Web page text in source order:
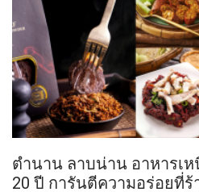
ตำนาน ลาบน่าน อาหารเห
20 ปี การันตีความอร่อยที่